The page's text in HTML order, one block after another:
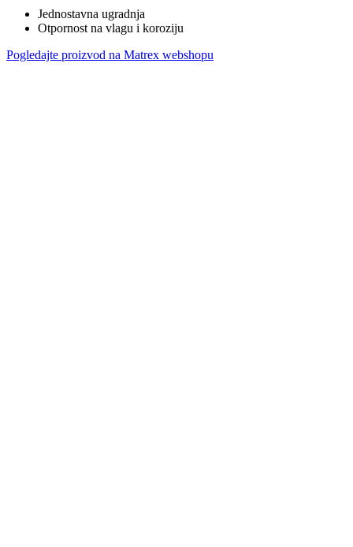
Jednostavna ugradnja
Otpornost na vlagu i koroziju
Pogledajte proizvod na Matrex webshopu